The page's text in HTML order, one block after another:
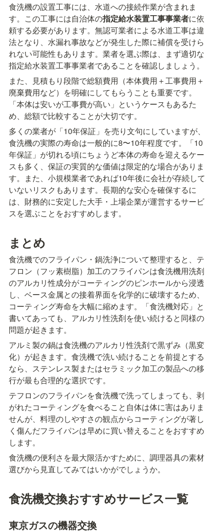
食洗機の設置工事には、水道への接続作業が含まれま
す。この工事には自治体の指定給水装置工事事業者に依
頼する必要があります。無認可業者による水道工事は違
法となり、水漏れ事故などが発生した際に補償を受けら
れない可能性もあります。業者を選ぶ際は、まず適切な
指定給水装置工事事業者であることを確認しましょう。
また、見積もり段階で総額費用（本体費用＋工事費用＋
廃棄費用など）を明確にしてもらうことも重要です。
「本体は安いが工事費が高い」というケースもあるた
め、総額で比較することが大切です。
多くの業者が「10年保証」を売り文句にしていますが、
食洗機の実際の寿命は一般的に8〜10年程度です。「10
年保証」が切れる頃にちょうど本体の寿命を迎えるケー
スも多く、保証の実質的な価値は限定的な場合がありま
す。また、小規模業者であれば10年後に会社が存続して
いないリスクもあります。長期的な安心を確保するに
は、財務的に安定した大手・上場企業が運営するサービ
スを選ぶことをおすすめします。
まとめ
食洗機でのフライパン・鍋洗浄について整理すると、テ
フロン（フッ素樹脂）加工のフライパンは食洗機用洗剤
のアルカリ性成分がコーティングのピンホールから浸透
し、ベース金属との接着界面を化学的に破壊するため、
コーティング寿命を大幅に縮めます。「食洗機対応」と
書いてあっても、アルカリ性洗剤を使い続けると同様の
問題が起きます。
アルミ製の鍋は食洗機のアルカリ性洗剤で黒ずみ（黒変
化）が起きます。食洗機で洗い続けることを前提とする
なら、ステンレス製またはセラミック加工の製品への移
行が最も合理的な選択です。
テフロンのフライパンを食洗機で洗ってしまっても、剥
がれたコーティングを食べること自体は体に害はありま
せんが、料理のしやすさの観点からコーティングが著し
く傷んだフライパンは早めに買い替えることをおすすめ
します。
食洗機の便利さを最大限活かすために、調理器具の素材
選びから見直してみてはいかがでしょうか。
食洗機交換おすすめサービス一覧
東京ガスの機器交換